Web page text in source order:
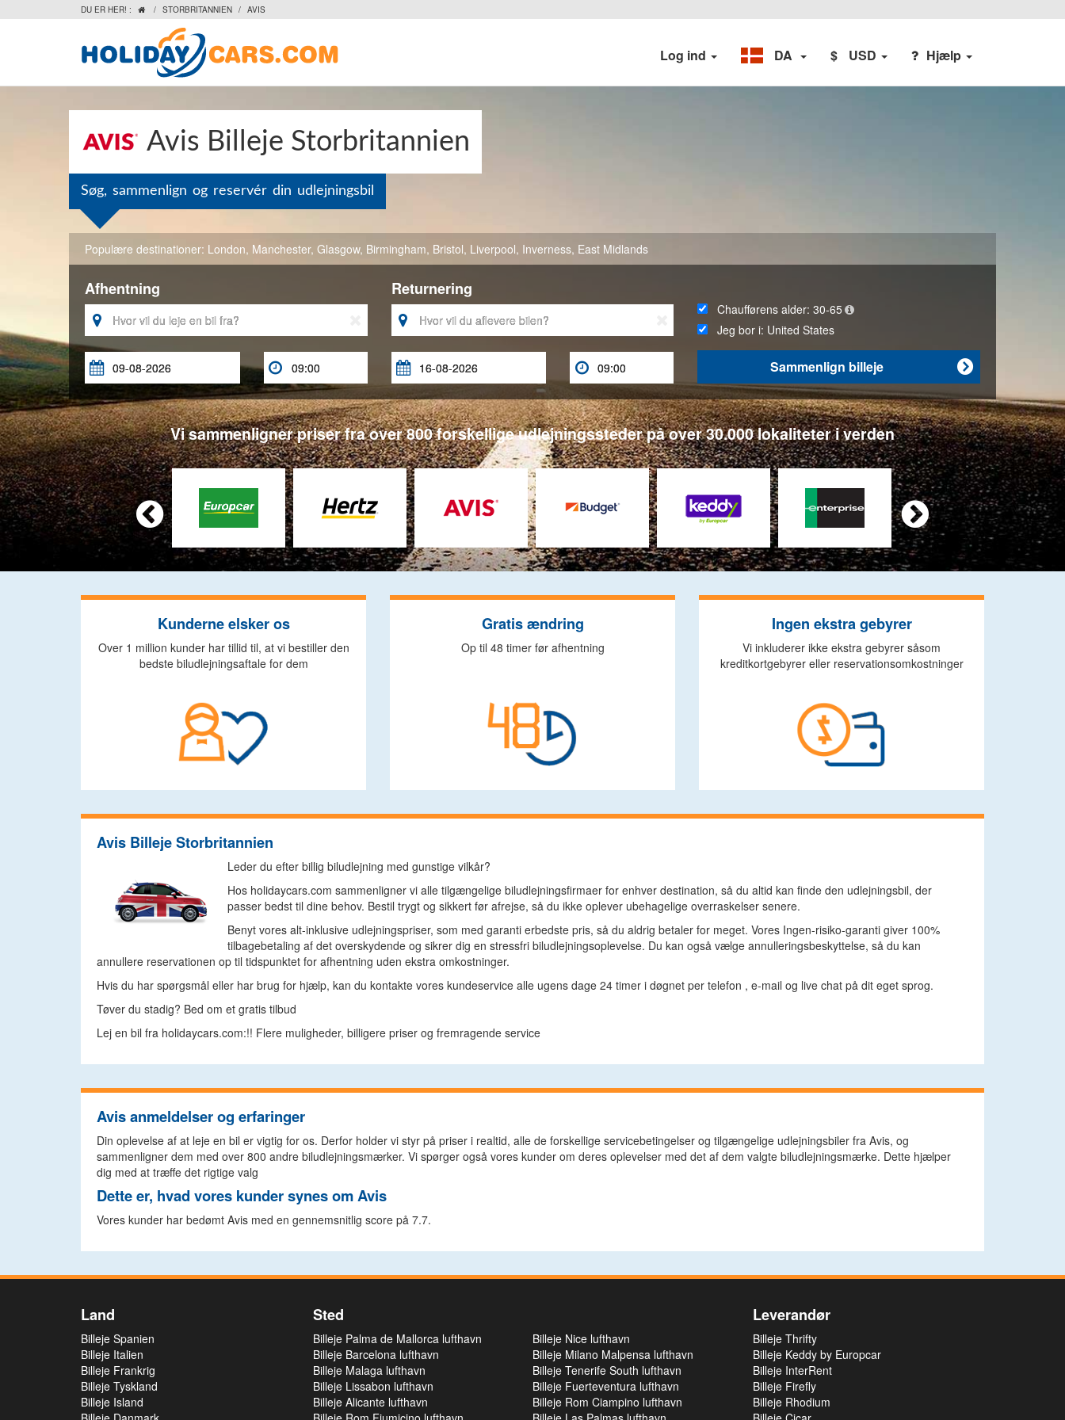
DU ER HER! :  / STORBRITANNIEN / AVIS
Log ind DA $ USD Hjælp
Avis Billeje Storbritannien
Søg, sammenlign og reservér din udlejningsbil
Populære destinationer: London, Manchester, Glasgow, Birmingham, Bristol, Liverpool, Inverness, East Midlands
Afhentning

 
Returnering

 
Chaufførens alder:30-65
Jeg bor i: United States

Sammenlign billeje
Vi sammenligner priser fra over 800 forskellige udlejningssteder på over 30.000 lokaliteter i verden
 
Kunderne elsker os
Over 1 million kunder har tillid til, at vi bestiller den
bedste biludlejningsaftale for dem
Gratis ændring
Op til 48 timer før afhentning
Ingen ekstra gebyrer
Vi inkluderer ikke ekstra gebyrer såsom
kreditkortgebyrer eller reservationsomkostninger
Avis Billeje Storbritannien
Leder du efter billig biludlejning med gunstige vilkår?
Hos holidaycars.com sammenligner vi alle tilgængelige biludlejningsfirmaer for enhver destination, så du altid kan finde den udlejningsbil, der
passer bedst til dine behov. Bestil trygt og sikkert før afrejse, så du ikke oplever ubehagelige overraskelser senere.
Benyt vores alt-inklusive udlejningspriser, som med garanti erbedste pris, så du aldrig betaler for meget. Vores Ingen-risiko-garanti giver 100%
tilbagebetaling af det overskydende og sikrer dig en stressfri biludlejningsoplevelse. Du kan også vælge annulleringsbeskyttelse, så du kan
annullere reservationen op til tidspunktet for afhentning uden ekstra omkostninger.
Hvis du har spørgsmål eller har brug for hjælp, kan du kontakte vores kundeservice alle ugens dage 24 timer i døgnet per telefon , e-mail og live chat på dit eget sprog.
Tøver du stadig? Bed om et gratis tilbud
Lej en bil fra holidaycars.com:!! Flere muligheder, billigere priser og fremragende service
Avis anmeldelser og erfaringer
Din oplevelse af at leje en bil er vigtig for os. Derfor holder vi styr på priser i realtid, alle de forskellige servicebetingelser og tilgængelige udlejningsbiler fra Avis, og
sammenligner dem med over 800 andre biludlejningsmærker. Vi spørger også vores kunder om deres oplevelser med det af dem valgte biludlejningsmærke. Dette hjælper
dig med at træffe det rigtige valg
Dette er, hvad vores kunder synes om Avis
Vores kunder har bedømt Avis med en gennemsnitlig score på 7.7.
Land
Billeje Spanien
Billeje Italien
Billeje Frankrig
Billeje Tyskland
Billeje Island
Sted
Billeje Palma de Mallorca lufthavn
Billeje Barcelona lufthavn
Billeje Malaga lufthavn
Billeje Lissabon lufthavn
Billeje Alicante lufthavn
Billeje Nice lufthavn
Billeje Milano Malpensa lufthavn
Billeje Tenerife South lufthavn
Billeje Fuerteventura lufthavn
Billeje Rom Ciampino lufthavn
Leverandør
Billeje Thrifty
Billeje Keddy by Europcar
Billeje InterRent
Billeje Firefly
Billeje Rhodium